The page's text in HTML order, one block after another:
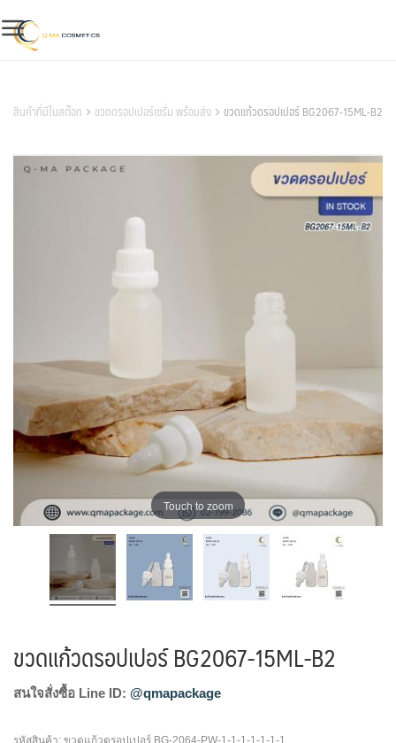
to
content
สินค้าที่มีในสต๊อก ขวดดรอปเปอร์เซรั่ม พร้อมส่ง ขวดแก้วดรอปเปอร์ BG2067-15ML-B2
Touch to zoom
ขวดแก้วดรอปเปอร์ BG2067-15ML-B2
สนใจสั่งซื้อ Line ID: @qmapackage
รหัสสินค้า: ขวดแก้วดรอปเปอร์ BG-2064-PW-1-1-1-1-1-1-1